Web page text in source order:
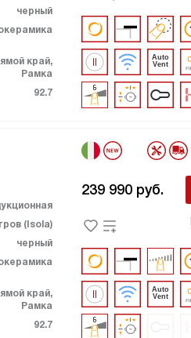
черный
край,
Рамка
92.7
(Isola)
черный
край,
Рамка
92.7
239 990 руб.